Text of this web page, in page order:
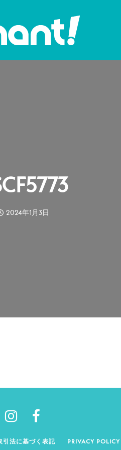
2024年1月3日
引法に基づく表記 PRIVACY POLICY